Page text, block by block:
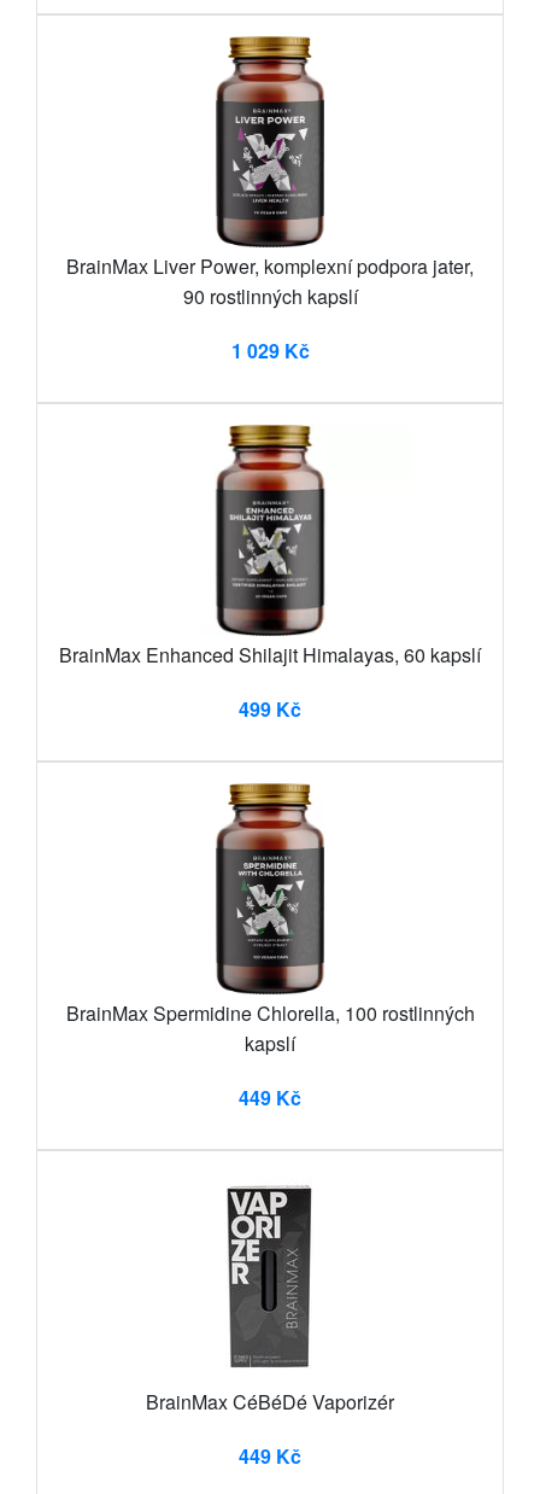
BrainMax Liver Power, komplexní podpora jater,
90 rostlinných kapslí
1 029 Kč
BrainMax Enhanced Shilajit Himalayas, 60 kapslí
499 Kč
BrainMax Spermidine Chlorella, 100 rostlinných
kapslí
449 Kč
BrainMax CéBéDé Vaporizér
449 Kč